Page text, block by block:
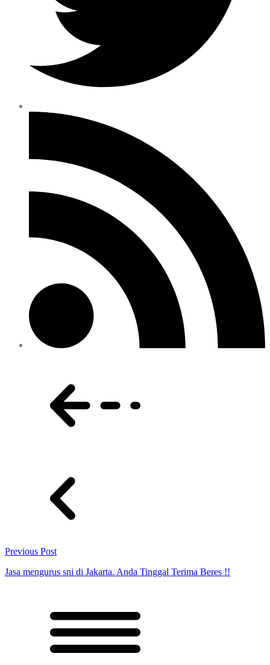
Previous Post
Jasa mengurus sni di Jakarta. Anda Tinggal Terima Beres !!